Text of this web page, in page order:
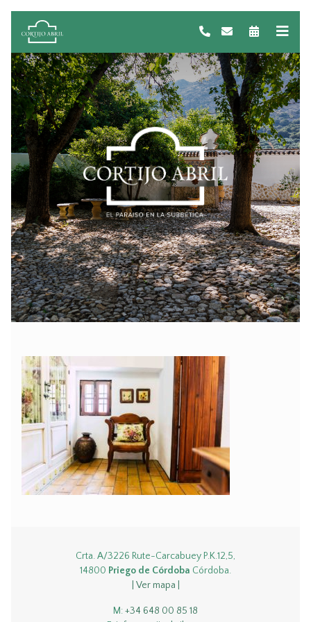
Crta. A/3226 Rute-Carcabuey P.K.12,5,
14800 Priego de Córdoba Córdoba.
| Ver mapa |
M:+34 648 00 85 18